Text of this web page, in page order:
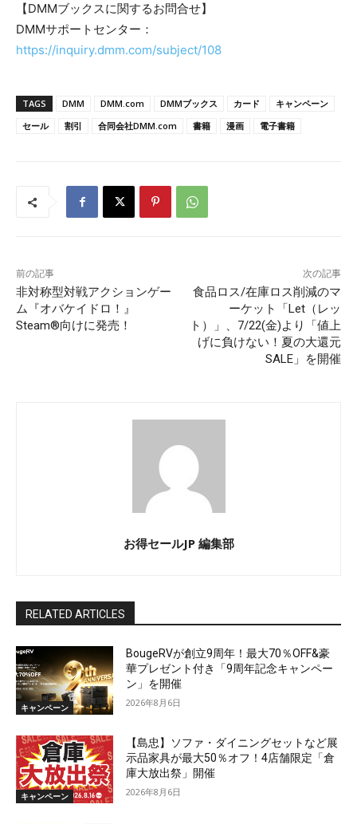
【DMMブックスに関するお問合せ】
DMMサポートセンター：
https://inquiry.dmm.com/subject/108
TAGS DMM DMM.com DMMブックス カード
キャンペーン
セール
割引 合同会社DMM.com 書籍 漫画 電子書籍
前の記事
非対称型対戦アクションゲー
ム『オバケイドロ！』
Steam®向けに発売！
次の記事
食品ロス/在庫ロス削減のマ
ーケット「Let（レッ
ト）」、7/22(金)より「値上
げに負けない！夏の大還元
SALE」を開催
お得セールJP 編集部
RELATED ARTICLES
キャンペーン
BougeRVが創立9周年！最大70％OFF&豪
華プレゼント付き「9周年記念キャンペー
ン」を開催
2026年8月6日
キャンペーン
【島忠】ソファ・ダイニングセットなど展
示品家具が最大50％オフ！4店舗限定「倉
庫大放出祭」開催
2026年8月6日